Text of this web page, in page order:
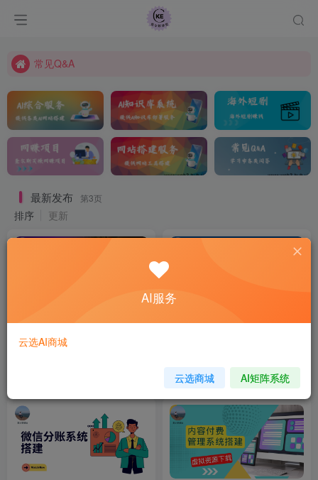
查尔斯课堂-带大家轻松玩转网赚和AI项目.
常见Q&A
查尔斯课堂-带大家轻松玩转网赚和AI项目.
最新发布 第3页
排序 更新
第118期-热门短剧搜索系统搭
建
第117期-最新码支付搭建
2年前
AI服务
云选AI商城
云选商城 AI矩阵系统